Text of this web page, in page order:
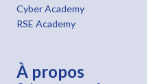
Cyber Academy
RSE Academy
À propos